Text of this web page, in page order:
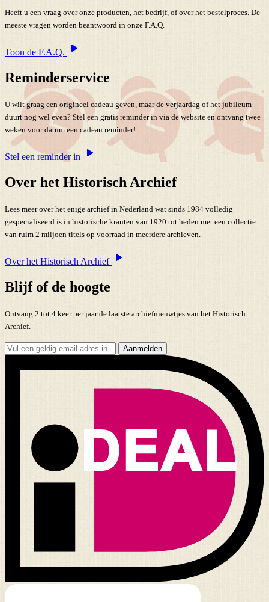
Heeft u een vraag over onze producten, het bedrijf, of over het bestelproces. De
meeste vragen worden beantwoord in onze F.A.Q.
Toon de F.A.Q.
Reminderservice
U wilt graag een origineel cadeau geven, maar de verjaardag of het jubileum
duurt nog wel even? Stel een gratis reminder in via de website en ontvang twee
weken voor datum een cadeau reminder!
Stel een reminder in
Over het Historisch Archief
Lees meer over het enige archief in Nederland wat sinds 1984 volledig
gespecialiseerd is in historische kranten van 1920 tot heden met een collectie
van ruim 2 miljoen titels op voorraad in meerdere archieven.
Over het Historisch Archief
Blijf of de hoogte
Ontvang 2 tot 4 keer per jaar de laatste archiefnieuwtjes van het Historisch
Archief.
Aanmelden